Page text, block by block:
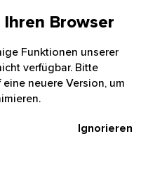
Browser
Funktionen unserer
verfügbar. Bitte
neuere Version, um
Ignorieren